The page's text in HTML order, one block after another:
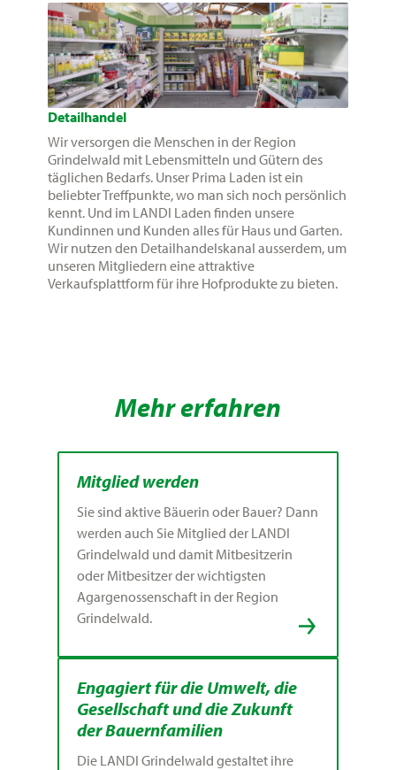
Detailhandel
Wir versorgen die Menschen in der Region
Grindelwald mit Lebensmitteln und Gütern des
täglichen Bedarfs. Unser Prima Laden ist ein
beliebter Treffpunkte, wo man sich noch persönlich
kennt. Und im LANDI Laden finden unsere
Kundinnen und Kunden alles für Haus und Garten.
Wir nutzen den Detailhandelskanal ausserdem, um
unseren Mitgliedern eine attraktive
Verkaufsplattform für ihre Hofprodukte zu bieten.
Mehr erfahren
Mitglied werden
Sie sind aktive Bäuerin oder Bauer? Dann
werden auch Sie Mitglied der LANDI
Grindelwald und damit Mitbesitzerin
oder Mitbesitzer der wichtigsten
Agargenossenschaft in der Region
Grindelwald.
Engagiert für die Umwelt, die
Gesellschaft und die Zukunft
der Bauernfamilien
Die LANDI Grindelwald gestaltet ihre